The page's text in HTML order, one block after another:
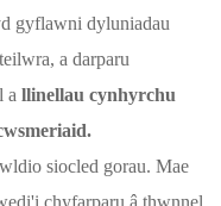
gyflawni dyluniadau
a darparu
a llinellau cynhyrchu
siocled gorau. Mae